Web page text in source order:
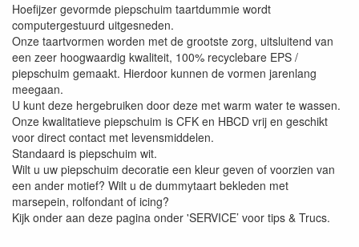
Hoefijzer gevormde piepschuim taartdummie wordt
computergestuurd uitgesneden.
Onze taartvormen worden met de grootste zorg, uitsluitend van
een zeer hoogwaardig kwaliteit, 100% recyclebare EPS /
piepschuim gemaakt. Hierdoor kunnen de vormen jarenlang
meegaan.
U kunt deze hergebruiken door deze met warm water te wassen.
Onze kwalitatieve piepschuim is CFK en HBCD vrij en geschikt
voor direct contact met levensmiddelen.
Standaard is piepschuim wit.
Wilt u uw piepschuim decoratie een kleur geven of voorzien van
een ander motief? Wilt u de dummytaart bekleden met
marsepein, rolfondant of icing?
Kijk onder aan deze pagina onder 'SERVICE’ voor tips & Trucs.